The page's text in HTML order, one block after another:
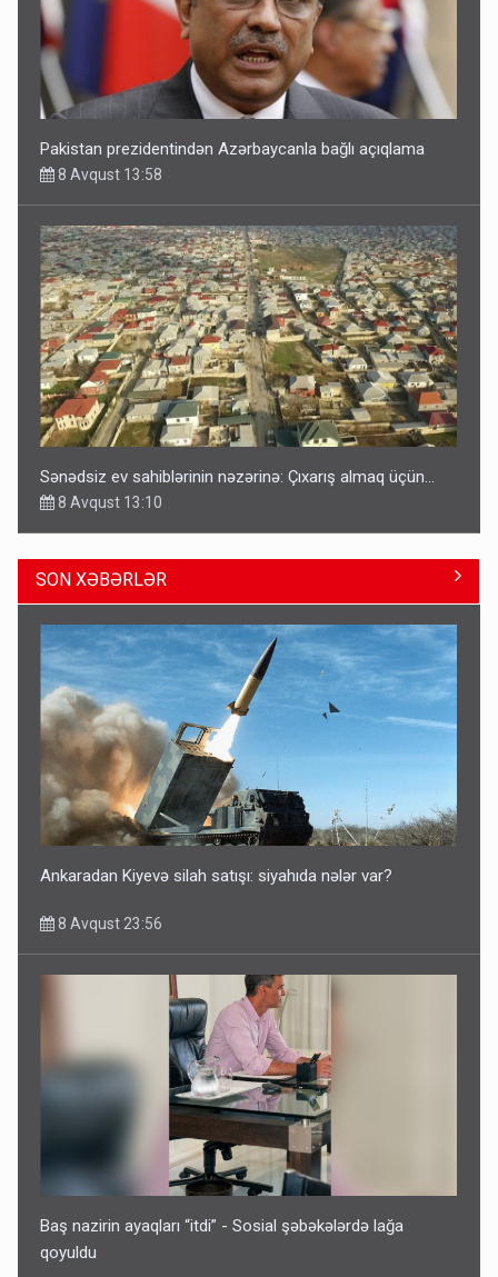
Pakistan prezidentindən Azərbaycanla bağlı açıqlama
8 Avqust 13:58
Sənədsiz ev sahiblərinin nəzərinə: Çıxarış almaq üçün...
8 Avqust 13:10
Azərbaycan bundan hər il 3 milyard dollar qazanacaq
8 Avqust 23:33
İrəvan dünyaya Azərbaycan üzərindən çıxır – Mühüm
8 Avqust 23:19
SON XƏBƏRLƏR
Ankaradan Kiyevə silah satışı: siyahıda nələr var?
8 Avqust 23:56
Baş nazirin ayaqları “itdi” - Sosial şəbəkələrdə lağa
qoyuldu